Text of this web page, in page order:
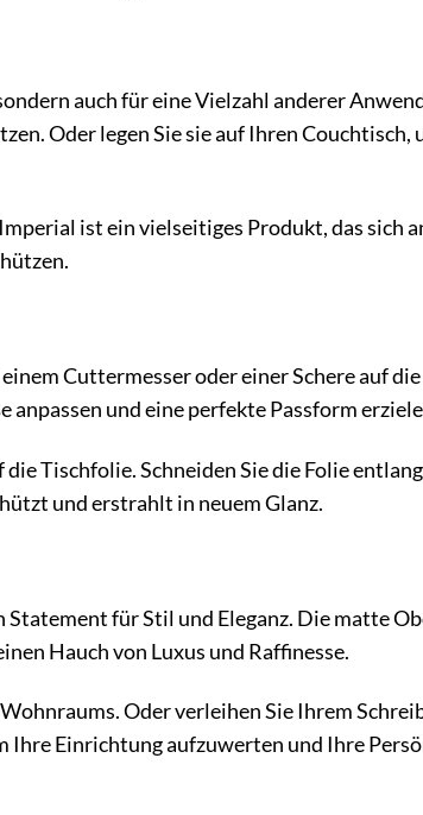
auch für eine Vielzahl anderer
Oder legen Sie sie auf Ihren Couchtisch,
ist ein vielseitiges Produkt, das sich
Cuttermesser oder einer Schere auf
anpassen und eine perfekte Passform
Tischfolie. Schneiden Sie die Folie
und erstrahlt in neuem Glanz.
für Stil und Eleganz. Die matte
Hauch von Luxus und Raffinesse.
Oder verleihen Sie Ihrem
Einrichtung aufzuwerten und Ihre